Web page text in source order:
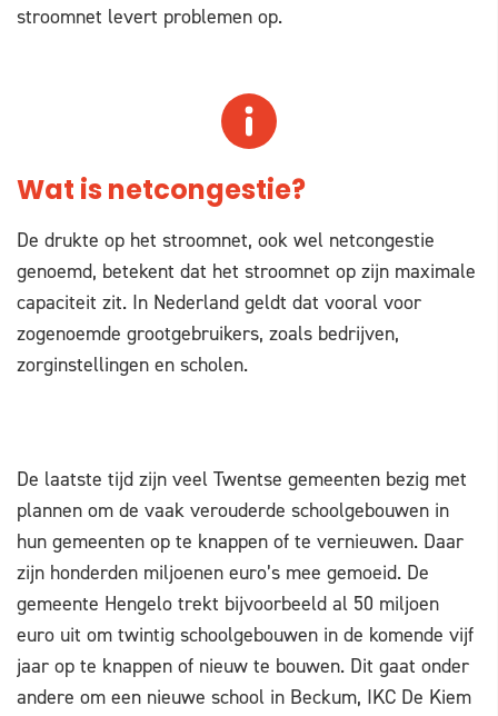
stroomnet levert problemen op.
Wat is netcongestie?
De drukte op het stroomnet, ook wel netcongestie
genoemd, betekent dat het stroomnet op zijn maximale
capaciteit zit. In Nederland geldt dat vooral voor
zogenoemde grootgebruikers, zoals bedrijven,
zorginstellingen en scholen.
De laatste tijd zijn veel Twentse gemeenten bezig met
plannen om de vaak verouderde schoolgebouwen in
hun gemeenten op te knappen of te vernieuwen. Daar
zijn honderden miljoenen euro’s mee gemoeid. De
gemeente Hengelo trekt bijvoorbeeld al 50 miljoen
euro uit om twintig schoolgebouwen in de komende vijf
jaar op te knappen of nieuw te bouwen. Dit gaat onder
andere om een nieuwe school in Beckum, IKC De Kiem